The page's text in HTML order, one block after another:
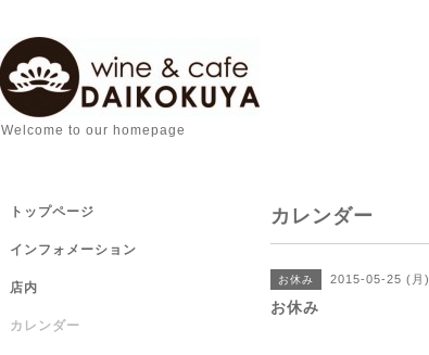
Welcome to our homepage
カレンダー
お休み 2015-05-25 (月)
お休み
トップページ
インフォメーション
店内
カレンダー